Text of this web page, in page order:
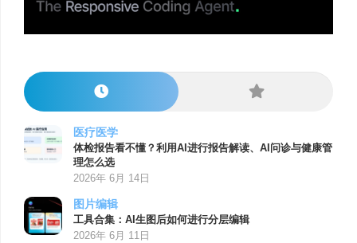
医疗医学
体检报告看不懂？利用AI进行报告解读、AI问诊与健康管
理怎么选
2026年 6月 14日
图片编辑
工具合集：AI生图后如何进行分层编辑
2026年 6月 11日